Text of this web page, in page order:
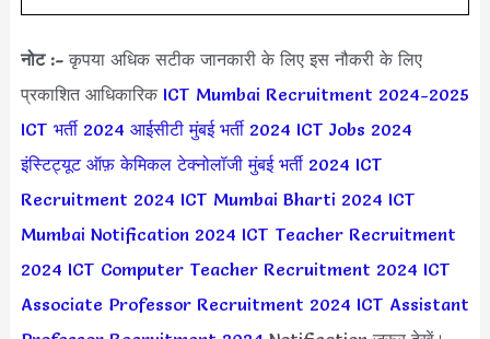
नोट :-कृपया अधिक सटीक जानकारी के लिए इस नौकरी के लिए
प्रकाशित आधिकारिक ICT Mumbai Recruitment 2024-2025
ICT भर्ती 2024 आईसीटी मुंबई भर्ती 2024 ICT Jobs 2024
इंस्टिट्यूट ऑफ़ केमिकल टेक्नोलॉजी मुंबई भर्ती 2024 ICT
Recruitment 2024 ICT Mumbai Bharti 2024 ICT
Mumbai Notification 2024 ICT Teacher Recruitment
2024 ICT Computer Teacher Recruitment 2024 ICT
Associate Professor Recruitment 2024 ICT Assistant